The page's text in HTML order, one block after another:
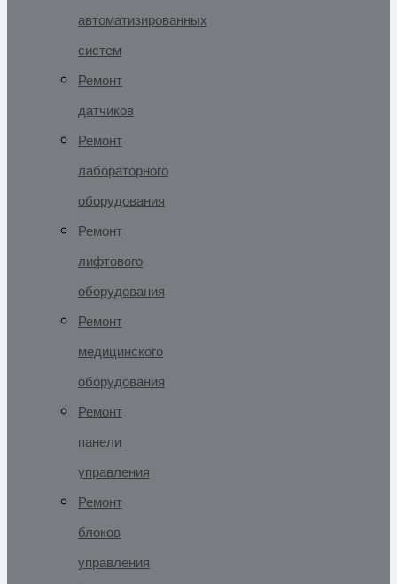
автоматизированных
систем
Ремонт
датчиков
Ремонт
лабораторного
оборудования
Ремонт
лифтового
оборудования
Ремонт
медицинского
оборудования
Ремонт
панели
управления
Ремонт
блоков
управления